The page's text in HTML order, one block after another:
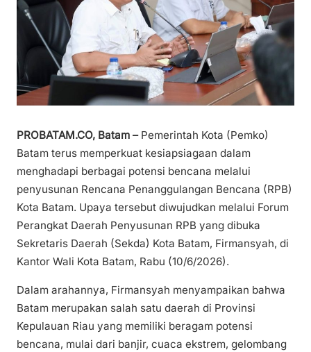
PROBATAM.CO, Batam –Pemerintah Kota (Pemko)
Batam terus memperkuat kesiapsiagaan dalam
menghadapi berbagai potensi bencana melalui
penyusunan Rencana Penanggulangan Bencana (RPB)
Kota Batam. Upaya tersebut diwujudkan melalui Forum
Perangkat Daerah Penyusunan RPB yang dibuka
Sekretaris Daerah (Sekda) Kota Batam, Firmansyah, di
Kantor Wali Kota Batam, Rabu (10/6/2026).
Dalam arahannya, Firmansyah menyampaikan bahwa
Batam merupakan salah satu daerah di Provinsi
Kepulauan Riau yang memiliki beragam potensi
bencana, mulai dari banjir, cuaca ekstrem, gelombang